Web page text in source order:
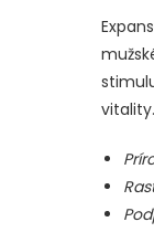
vitality.